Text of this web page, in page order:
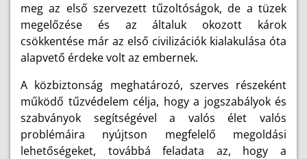
meg az első szervezett tűzoltóságok, de a tüzek
megelőzése és az általuk okozott károk
csökkentése már az első civilizációk kialakulása óta
alapvető érdeke volt az embernek.
A közbiztonság meghatározó, szerves részeként
működő tűzvédelem célja, hogy a jogszabályok és
szabványok segítségével a valós élet valós
problémáira nyújtson megfelelő megoldási
lehetőségeket, továbbá feladata az, hogy a